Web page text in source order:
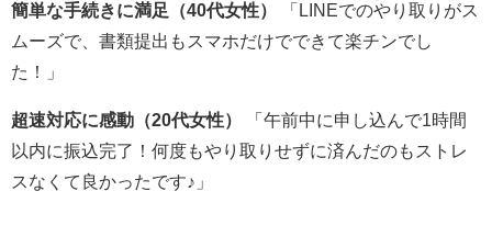
簡単な手続きに満足（40代女性）
「LINEでのやり取りがス
ムーズで、書類提出もスマホだけでできて楽チンでし
た！」
超速対応に感動（20代女性）
「午前中に申し込んで1時間
以内に振込完了！何度もやり取りせずに済んだのもストレ
スなくて良かったです♪」